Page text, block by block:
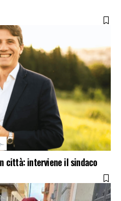
città: interviene il sindaco